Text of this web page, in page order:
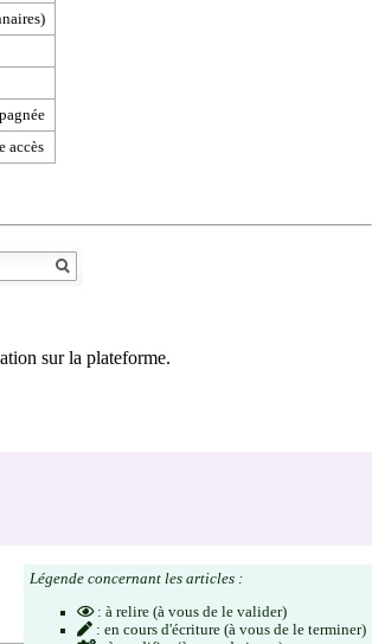
accès
sur la plateforme.
Légende concernant les articles :
: à relire (à vous de le valider)
: en cours d'écriture (à vous de le terminer)